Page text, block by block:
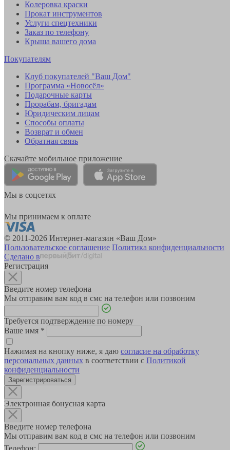
Колеровка краски
Прокат инструментов
Услуги спецтехники
Заказ по телефону
Крыша вашего дома
Покупателям
Клуб покупателей "Ваш Дом"
Программа «Новосёл»
Подарочные карты
Прорабам, бригадам
Юридическим лицам
Способы оплаты
Возврат и обмен
Обратная связь
Скачайте мобильное приложение
Мы в соцсетях
Мы принимаем к оплате
© 2011-2026 Интернет-магазин «Ваш Дом»
Пользовательское соглашение Политика конфиденциальности
Сделано в
Регистрация
Введите номер телефона
Мы отправим вам код в смс на телефон или позвоним
Требуется подтверждение по номеру
Ваше имя *
Нажимая на кнопку ниже, я даю согласие на обработку
персональных данных в соответствии с Политикой
конфиденциальности
Зарегистрироваться
Электронная бонусная карта
Введите номер телефона
Мы отправим вам код в смс на телефон или позвоним